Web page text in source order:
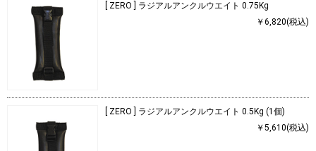
[ ZERO ] ラジアルアンクルウエイト 0.75Kg
￥6,820(税込)
[ ZERO ] ラジアルアンクルウエイト 0.5Kg (1個)
￥5,610(税込)